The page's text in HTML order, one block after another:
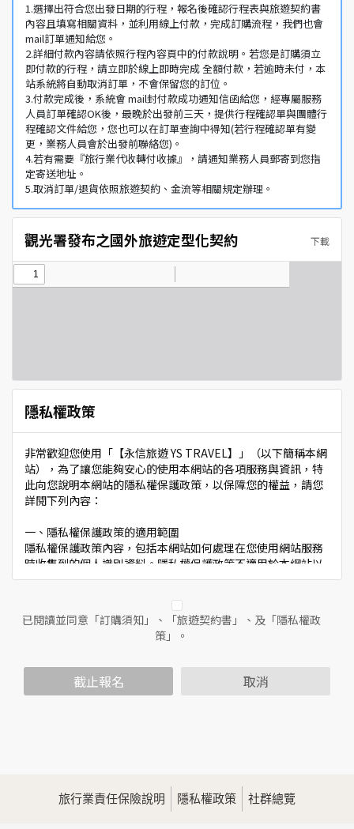
1.選擇出符合您出發日期的行程，報名後確認行程表與旅遊契約書
內容且填寫相關資料，並利用線上付款，完成訂購流程，我們也會
mail訂單通知給您。
2.詳細付款內容請依照行程內容頁中的付款說明。若您是訂購須立
即付款的行程，請立即於線上即時完成 全額付款，若逾時未付，本
站系統將自動取消訂單，不會保留您的訂位。
3.付款完成後，系統會 mail封付款成功通知信函給您，經專屬服務
人員訂單確認OK後，最晚於出發前三天，提供行程確認單與團體行
程確認文件給您，您也可以在訂單查詢中得知(若行程確認單有變
更，業務人員會於出發前聯絡您)。
4.若有需要『旅行業代收轉付收據』，請通知業務人員郵寄到您指
定寄送地址。
5.取消訂單/退貨依照旅遊契約、金流等相關規定辦理。
觀光署發布之國外旅遊定型化契約 下載
隱私權政策
非常歡迎您使用「【永信旅遊 YS TRAVEL】」（以下簡稱本網
站），為了讓您能夠安心的使用本網站的各項服務與資訊，特
此向您說明本網站的隱私權保護政策，以保障您的權益，請您
詳閱下列內容：
一、隱私權保護政策的適用範圍
隱私權保護政策內容，包括本網站如何處理在您使用網站服務
時收集到的個人識別資料。隱私權保護政策不適用於本網站以
外的相關連結網站，也不適用於非本網站所委託或參與管理的
二、個人資料的蒐集、處理及利用方式
當您造訪本網站或使用本網站所提供之功能服務時，我們將視
範圍內處理及利用您的個人資料；非經您書面同意，本網站不
會將個人資料用於其他用途。
為提供精確的服務，我們會將收集的問卷調查內容進行統計與
分析，分析結果之統計數據或說明文字呈現，除供內部研究
已閱讀並同意「訂購須知」、「旅遊契約書」、及「隱私權政
策」。
截止報名 取消
旅行業責任保險說明 隱私權政策 社群總覽